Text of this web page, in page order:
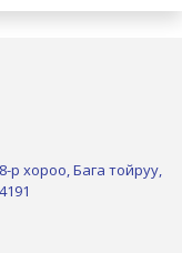
р хороо, Бага тойруу,